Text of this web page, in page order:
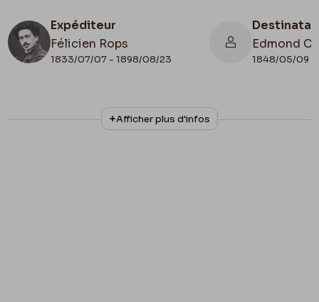
Expéditeur
Félicien Rops
1833/07/07 - 1898/08/23
Edmond
1848/05/09 -
N° d'inventaire
ML/03270/0041
Collationnage
Autographe
Afficher plus d'infos